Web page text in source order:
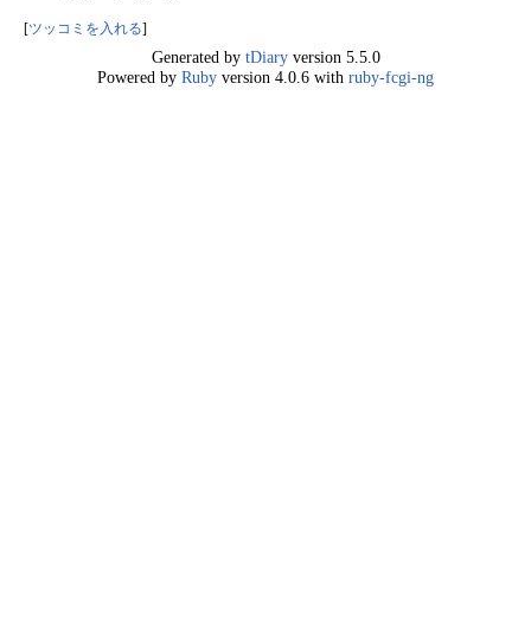
[ツッコミを入れる]
Generated by tDiaryversion 5.5.0
Powered by Ruby version 4.0.6 with ruby-fcgi-ng